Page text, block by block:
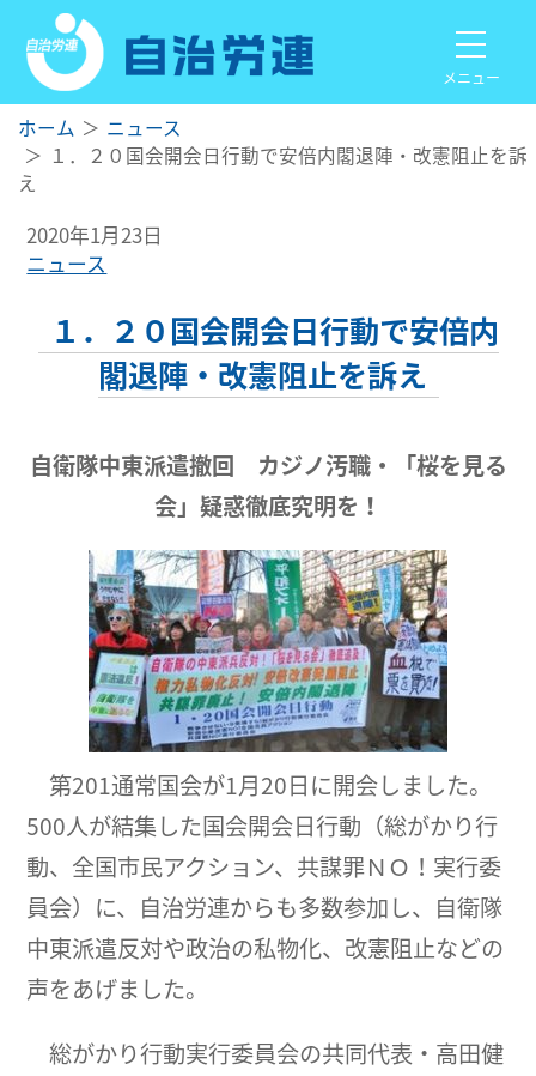
メニュー
ホーム
ニュース
１．２０国会開会日行動で安倍内閣退陣・改憲阻止を訴
え
2020年1月23日
ニュース
１．２０国会開会日行動で安倍内
閣退陣・改憲阻止を訴え
自衛隊中東派遣撤回 カジノ汚職・「桜を見る
会」疑惑徹底究明を！
第201通常国会が1月20日に開会しました。
500人が結集した国会開会日行動（総がかり行
動、全国市民アクション、共謀罪ＮＯ！実行委
員会）に、自治労連からも多数参加し、自衛隊
中東派遣反対や政治の私物化、改憲阻止などの
声をあげました。
総がかり行動実行委員会の共同代表・高田健